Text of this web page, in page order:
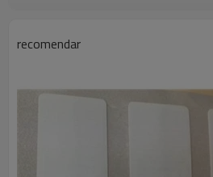
Frecuencia de operación
recomendar